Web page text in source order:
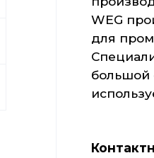
WEG
для
большой